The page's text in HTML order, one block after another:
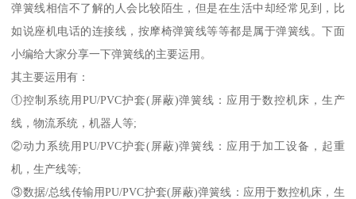
弹簧线相信不了解的人会比较陌生，但是在生活中却经常见到，比
如说座机电话的连接线，按摩椅弹簧线等等都是属于弹簧线。下面
小编给大家分享一下弹簧线的主要运用。
其主要运用有：
①控制系统用PU/PVC护套(屏蔽)弹簧线：应用于数控机床，生产
线，物流系统，机器人等;
②动力系统用PU/PVC护套(屏蔽)弹簧线：应用于加工设备，起重
机，生产线等;
③数据/总线传输用PU/PVC护套(屏蔽)弹簧线：应用于数控机床，生